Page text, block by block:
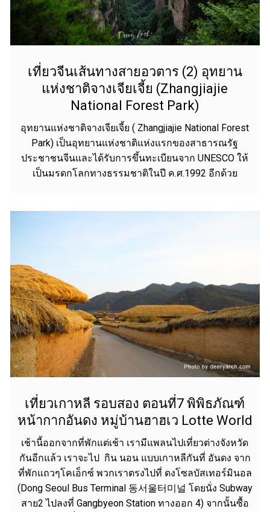
เที่ยวจีนเส้นทางสายอวตาร (2) อุทยาน
แห่งชาติจางเจียเจี้ย (Zhangjiajie
National Forest Park)
อุทยานแห่งชาติจางเจียเจี้ย ( Zhangjiajie National Forest
Park) เป็นอุทยานแห่งชาติแห่งแรกของสาธารณรัฐ
ประชาชนจีนและได้รับการขึ้นทะเบียนจาก UNESCO ให้
เป็นมรดกโลกทางธรรมชาติในปี ค.ศ.1992 อีกด้วย
เที่ยวเกาหลี รอบสอง ตอนที่7 พิพิธภัณฑ์
หน้ากากอันดง หมู่บ้านฮาฮเว Lotte World
เช้านี้ออกจากที่พักแต่เช้า เรามีแพลนไปเที่ยวต่างจังหวัด
กันอีกแล้ว เราจะไป กิน นอน แบบเกาหลีกันที่ อันดง จาก
ที่พักแถวๆโคเอ็กซ์ พวกเราตรงไปที่ ดงโซลบัสเทอร์มินอล
(Dong Seoul Bus Terminal 동서울터미널 โดยนั่ง Subway
สาย2 ไปลงที่ Gangbyeon Station ทางออก 4) จากนั้นซื้อ